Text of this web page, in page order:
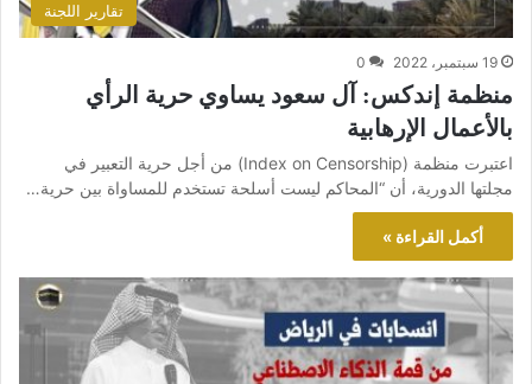
تقارير اللجنة
19 سبتمبر، 2022 0
منظمة إندكس: آل سعود يساوي حرية الرأي
بالأعمال الإرهابية
اعتبرت منظمة (Index on Censorship) من أجل حرية التعبير في
مجلتها الدورية، أن “المحاكم ليست أسلحة تستخدم للمساواة بين حرية…
أكمل القراءة »